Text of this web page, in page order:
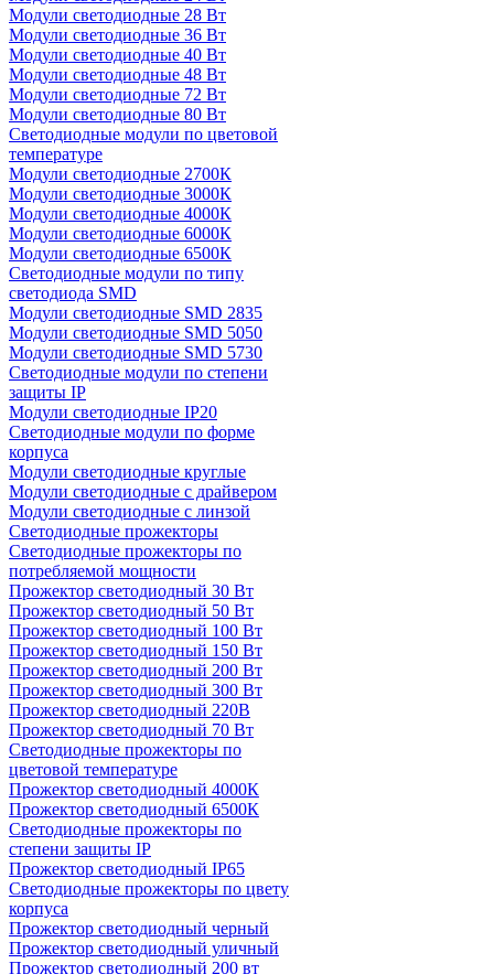
Модули светодиодные 28 Вт
Модули светодиодные 36 Вт
Модули светодиодные 40 Вт
Модули светодиодные 48 Вт
Модули светодиодные 72 Вт
Модули светодиодные 80 Вт
Светодиодные модули по цветовой
температуре
Модули светодиодные 2700К
Модули светодиодные 3000К
Модули светодиодные 4000К
Модули светодиодные 6000К
Модули светодиодные 6500К
Светодиодные модули по типу
светодиода SMD
Модули светодиодные SMD 2835
Модули светодиодные SMD 5050
Модули светодиодные SMD 5730
Светодиодные модули по степени
защиты IP
Модули светодиодные IP20
Светодиодные модули по форме
корпуса
Модули светодиодные круглые
Модули светодиодные с драйвером
Модули светодиодные с линзой
Светодиодные прожекторы
Светодиодные прожекторы по
потребляемой мощности
Прожектор светодиодный 30 Вт
Прожектор светодиодный 50 Вт
Прожектор светодиодный 100 Вт
Прожектор светодиодный 150 Вт
Прожектор светодиодный 200 Вт
Прожектор светодиодный 300 Вт
Прожектор светодиодный 220В
Прожектор светодиодный 70 Вт
Светодиодные прожекторы по
цветовой температуре
Прожектор светодиодный 4000К
Прожектор светодиодный 6500К
Светодиодные прожекторы по
степени защиты IP
Прожектор светодиодный IP65
Светодиодные прожекторы по цвету
корпуса
Прожектор светодиодный черный
Прожектор светодиодный уличный
Прожектор светодиодный 200 вт